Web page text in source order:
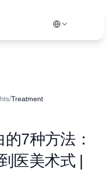
/Treatment
7种方法：
医美术式 |